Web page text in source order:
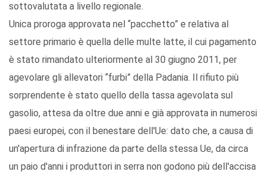
sottovalutata a livello regionale.
Unica proroga approvata nel “pacchetto” e relativa al
settore primario è quella delle multe latte, il cui pagamento
è stato rimandato ulteriormente al 30 giugno 2011, per
agevolare gli allevatori “furbi” della Padania. Il rifiuto più
sorprendente è stato quello della tassa agevolata sul
gasolio, attesa da oltre due anni e già approvata in numerosi
paesi europei, con il benestare dell'Ue: dato che, a causa di
un'apertura di infrazione da parte della stessa Ue, da circa
un paio d'anni i produttori in serra non godono più dell'accisa